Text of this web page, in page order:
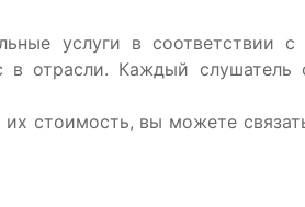
услуги в соответствии
отрасли. Каждый слушатель
стоимость, вы можете